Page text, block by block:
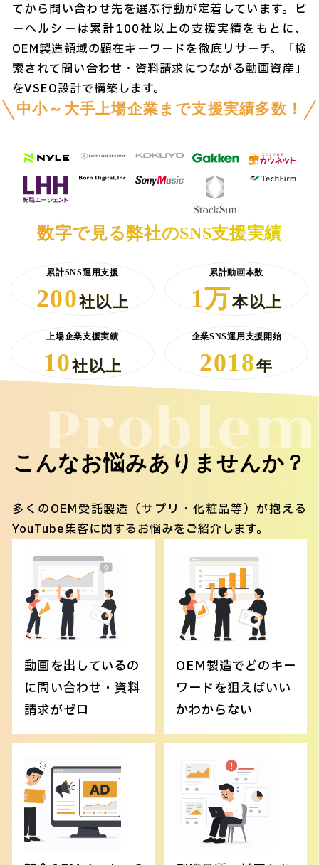
てから問い合わせ先を選ぶ行動が定着しています。ビ
ーヘルシーは累計100社以上の支援実績をもとに、
OEM製造領域の顕在キーワードを徹底リサーチ。「検
索されて問い合わせ・資料請求につながる動画資産」
をVSEO設計で構築します。
中小～大手上場企業まで支援実績多数！
数字で見る弊社のSNS支援実績
累計SNS運用支援
200社以上
累計動画本数
1万本以上
上場企業支援実績
10社以上
企業SNS運用支援開始
2018年
Problem
こんなお悩みありませんか？
多くのOEM受託製造（サプリ・化粧品等）が抱える
YouTube集客に関するお悩みをご紹介します。
動画を出しているの
に問い合わせ・資料
請求がゼロ
OEM製造でどのキー
ワードを狙えばいい
かわからない